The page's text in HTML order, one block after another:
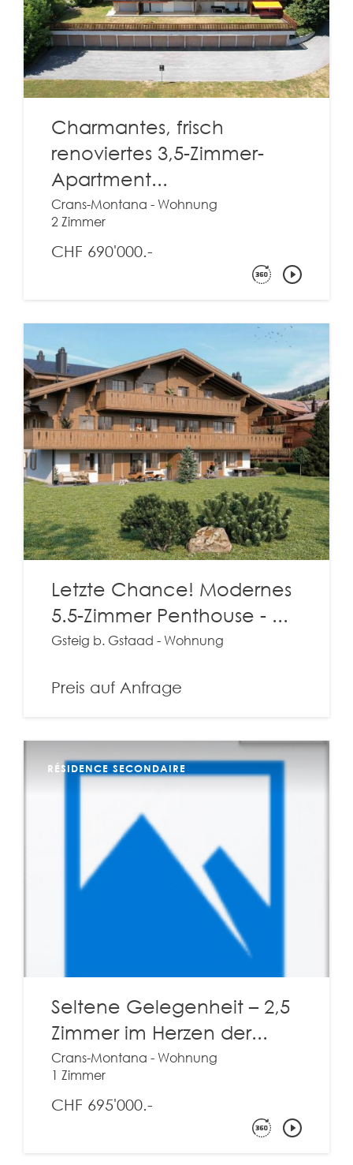
Charmantes, frisch
renoviertes 3,5-Zimmer-
Apartment...
Crans-Montana - Wohnung
2 Zimmer
CHF 690'000.-
Letzte Chance! Modernes
5.5-Zimmer Penthouse - ...
Gsteig b. Gstaad - Wohnung
Preis auf Anfrage
RÉSIDENCE SECONDAIRE
Seltene Gelegenheit – 2,5
Zimmer im Herzen der...
Crans-Montana - Wohnung
1 Zimmer
CHF 695'000.-